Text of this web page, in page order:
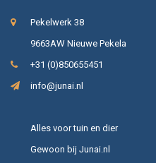
Pekelwerk 38
9663AW Nieuwe Pekela
+31 (0)850655451
info@junai.nl
Alles voor tuin en dier
Gewoon bij Junai.nl